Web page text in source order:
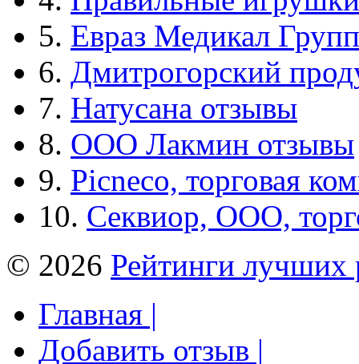
5. Евраз Медикал Групп
6. Дмитрогорский
7. Натусана отзывы
8. ООО Лакмин отзывы
9. Picneco, торговая
10. Секвиор, ООО,
© 2026 Рейтинги лучших
Главная |
Добавить отзыв |